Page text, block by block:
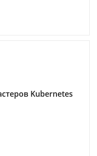
Kubernetes